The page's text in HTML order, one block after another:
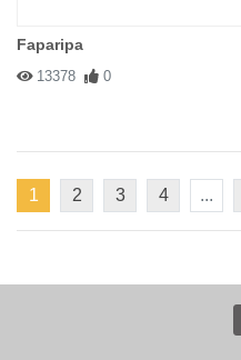
Faparipa
13378 0
1 2 3 4 ...